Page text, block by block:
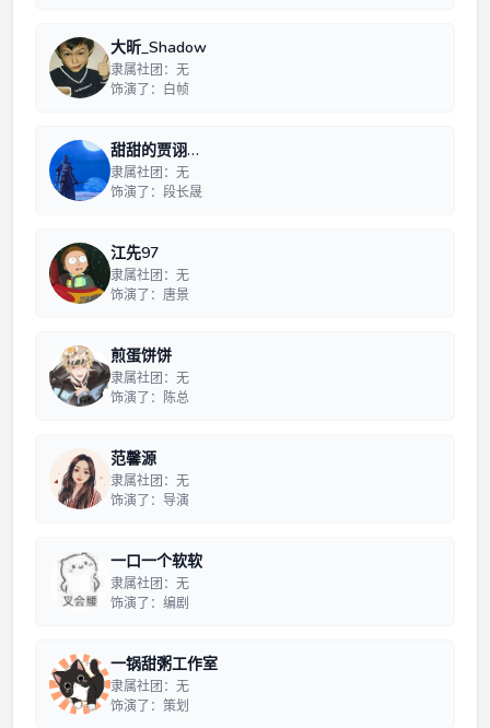
大昕_Shadow
隶属社团：无
饰演了：白帧
甜甜的贾诩…
隶属社团：无
饰演了：段长晟
江先97
隶属社团：无
饰演了：唐景
煎蛋饼饼
隶属社团：无
饰演了：陈总
范馨源
隶属社团：无
饰演了：导演
一口一个软软
隶属社团：无
饰演了：编剧
一锅甜粥工作室
隶属社团：无
饰演了：策划